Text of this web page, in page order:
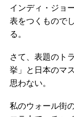
インディ・ジョ
表をつくもので
る。
さて、表題のト
挙」と日本のマ
思わない。
私のウォール街